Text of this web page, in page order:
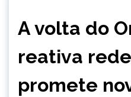
A volta do
reativa
promete